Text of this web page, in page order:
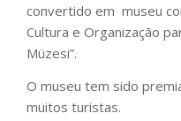
convertido em museu
Cultura e Organização
Müzesi”.
O museu tem sido
muitos turistas.